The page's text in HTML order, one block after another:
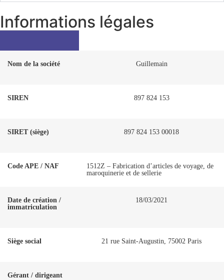
Informations légales
Nom de la société Guillemain
SIREN 897 824 153
SIRET (siège) 897 824 153 00018
Code APE / NAF
1512Z – Fabrication d’articles de voyage, de
maroquinerie et de sellerie
Date de création /
immatriculation
18/03/2021
Siège social 21 rue Saint-Augustin, 75002 Paris
Gérant / dirigeant